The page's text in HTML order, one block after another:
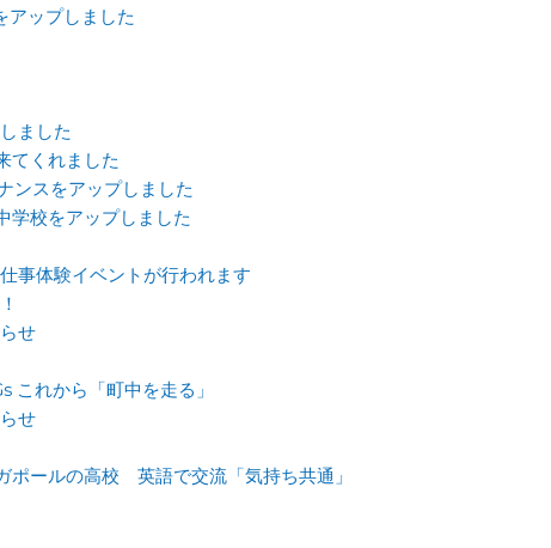
アップしました
ました
てくれました
ンスをアップしました
学校をアップしました
事体験イベントが行われます
せ
これから「町中を走る」
せ
ールの高校 英語で交流「気持ち共通」